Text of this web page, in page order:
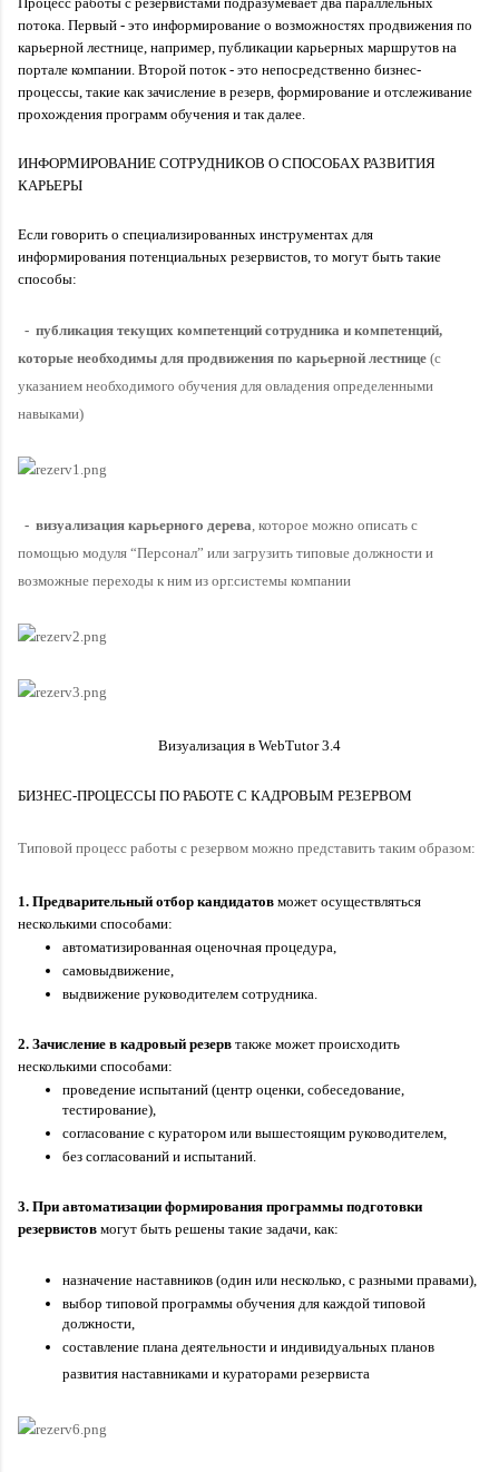
потока. Первый - это информирование о возможностях продвижения по
карьерной лестнице, например, публикации карьерных маршрутов на
портале компании. Второй поток - это непосредственно бизнес-
процессы, такие как зачисление в резерв, формирование и отслеживание
прохождения программ обучения и так далее.
ИНФОРМИРОВАНИЕ СОТРУДНИКОВ О СПОСОБАХ РАЗВИТИЯ
КАРЬЕРЫ
Если говорить о специализированных инструментах для
информирования потенциальных резервистов, то могут быть такие
способы:
которые необходимы для продвижения по карьерной лестнице (с
указанием необходимого обучения для овладения определенными
навыками)
  -  визуализация карьерного дерева
, которое можно описать с
помощью модуля “Персонал” или загрузить типовые должности и
возможные переходы к ним из орг.системы компании
Визуализация в WebTutor 3.4
БИЗНЕС-ПРОЦЕССЫ ПО РАБОТЕ С КАДРОВЫМ РЕЗЕРВОМ
Типовой процесс работы с резервом можно представить таким образом:
1. Предварительный отбор кандидатов может осуществляться
несколькими способами:
автоматизированная оценочная процедура,
самовыдвижение,
выдвижение руководителем сотрудника.
2. Зачисление в кадровый резерв также может происходить
несколькими способами:
проведение испытаний (центр оценки, собеседование,
тестирование),
согласование с куратором или вышестоящим руководителем,
без согласований и испытаний.
3. При автоматизации формирования программы подготовки
резервистов могут быть решены такие задачи, как:
назначение наставников (один или несколько, с разными правами),
выбор типовой программы обучения для каждой типовой
должности,
составление плана деятельности и индивидуальных планов
развития наставниками и кураторами резервиста